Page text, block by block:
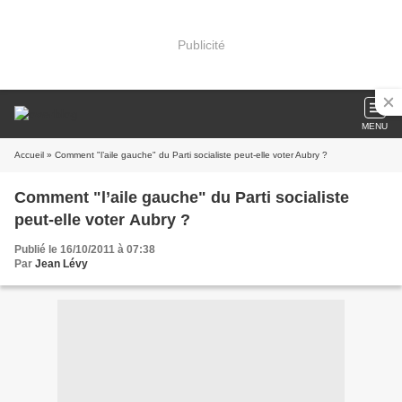
Publicité
MENU
Accueil » Comment "l’aile gauche" du Parti socialiste peut-elle voter Aubry ?
Comment "l’aile gauche" du Parti socialiste
peut-elle voter Aubry ?
Publié le 16/10/2011 à 07:38
Par Jean Lévy